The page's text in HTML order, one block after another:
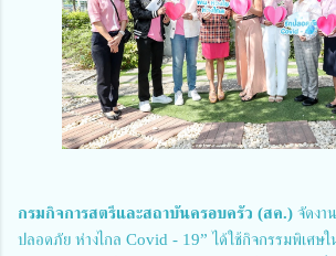
กรมกิจการสตรีและสถาบันครอบครัว (สค.) จัดงา
ปลอดภัย ห่างไกล Covid - 19” ได้ใช้กิจกรรมพิเศษ